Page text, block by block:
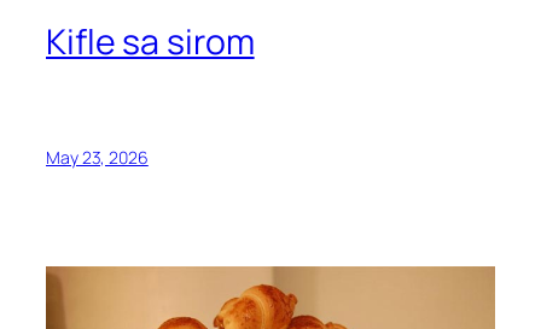
Kifle sa sirom
May 23, 2026